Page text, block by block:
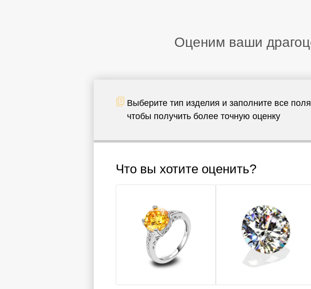
Оценим ваши
Выберите тип изделия и заполните все
чтобы получить более точную оценку
Что вы хотите оценить?